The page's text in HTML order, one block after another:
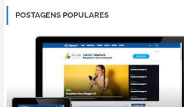
POSTAGENS POPULARES